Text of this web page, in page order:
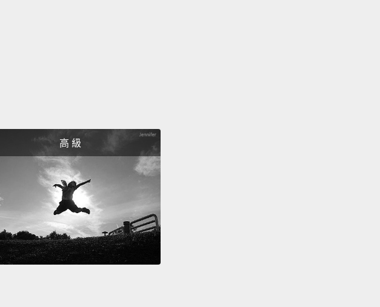
喔我的天!那實在太潮了。
Totally fetch.
超潮。
Typical American, um, big smile.
典型美國人，嗯，燦笑。
高 級